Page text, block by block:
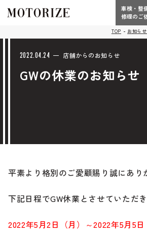
こだわり
車検・整備・修理のご依頼
中古車探しのご依頼/その他
Phone
電話受付時間 10:00 - 18:30（
058-247-
タップで電話がかかりま
Contact Form
車検・整
修理のご
TOP お知ら
2022.04.24 店舗からのお知らせ
GWの休業のお知らせ
平素より格別のご愛顧賜り誠にあり
下記日程でGW休業とさせていただき
2022年5月2日（月）～2022年5月5日